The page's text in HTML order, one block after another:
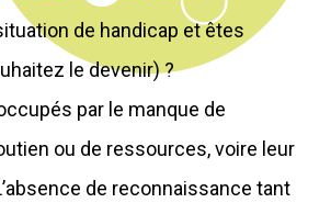
de handicap et êtes
le devenir) ?
par le manque de
ou de ressources, voire leur
de reconnaissance tant